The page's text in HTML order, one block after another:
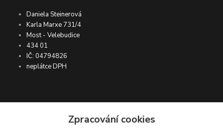
Daniela Steinerová
Karla Marxe 731/4
Most - Velebudice
434 01
IČ: 04794826
neplátce DPH
ASIMP.cz
Zpracování cookies